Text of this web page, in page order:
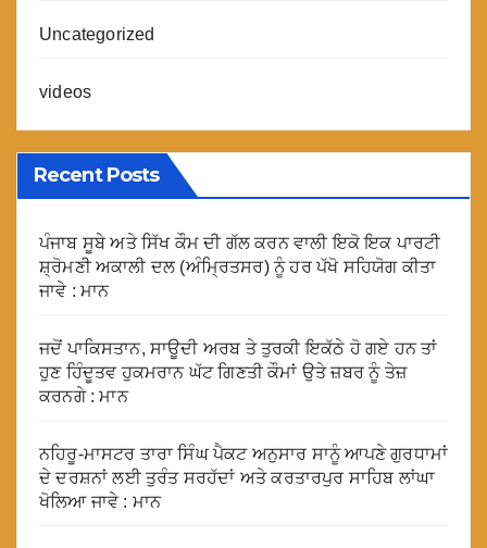
Uncategorized
videos
Recent Posts
ਪੰਜਾਬ ਸੂਬੇ ਅਤੇ ਸਿੱਖ ਕੌਮ ਦੀ ਗੱਲ ਕਰਨ ਵਾਲੀ ਇਕੋ ਇਕ ਪਾਰਟੀ
ਸ਼੍ਰੋਮਣੀ ਅਕਾਲੀ ਦਲ (ਅੰਮ੍ਰਿਤਸਰ) ਨੂੰ ਹਰ ਪੱਖੋ ਸਹਿਯੋਗ ਕੀਤਾ
ਜਾਵੇ : ਮਾਨ
ਜਦੋਂ ਪਾਕਿਸਤਾਨ, ਸਾਊਦੀ ਅਰਬ ਤੇ ਤੁਰਕੀ ਇਕੱਠੇ ਹੋ ਗਏ ਹਨ ਤਾਂ
ਹੁਣ ਹਿੰਦੂਤਵ ਹੁਕਮਰਾਨ ਘੱਟ ਗਿਣਤੀ ਕੌਮਾਂ ਉਤੇ ਜ਼ਬਰ ਨੂੰ ਤੇਜ਼
ਕਰਨਗੇ : ਮਾਨ
ਨਹਿਰੂ-ਮਾਸਟਰ ਤਾਰਾ ਸਿੰਘ ਪੈਕਟ ਅਨੁਸਾਰ ਸਾਨੂੰ ਆਪਣੇ ਗੁਰਧਾਮਾਂ
ਦੇ ਦਰਸ਼ਨਾਂ ਲਈ ਤੁਰੰਤ ਸਰਹੱਦਾਂ ਅਤੇ ਕਰਤਾਰਪੁਰ ਸਾਹਿਬ ਲਾਂਘਾ
ਖੋਲਿਆ ਜਾਵੇ : ਮਾਨ